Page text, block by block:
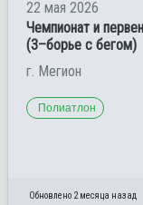
22 мая 2026
Чемпионат и
(3–борье с бегом)
г. Мегион
Полиатлон
Обновлено 2 месяца назад